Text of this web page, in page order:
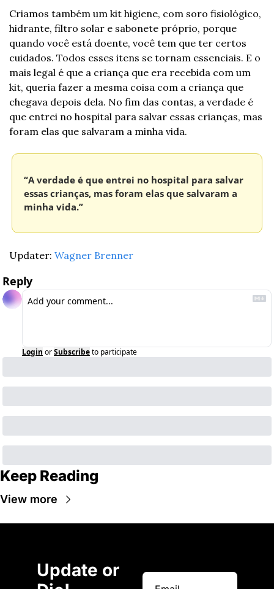
Criamos também um kit higiene, com soro fisiológico,
hidrante, filtro solar e sabonete próprio, porque
quando você está doente, você tem que ter certos
cuidados. Todos esses itens se tornam essenciais. E o
mais legal é que a criança que era recebida com um
kit, queria fazer a mesma coisa com a criança que
chegava depois dela. No fim das contas, a verdade é
que entrei no hospital para salvar essas crianças, mas
foram elas que salvaram a minha vida.
“A verdade é que entrei no hospital para salvar
essas crianças, mas foram elas que salvaram a
minha vida.”
Updater: Wagner Brenner
Reply
Login orSubscribeto participate
Keep Reading
View more
Update or